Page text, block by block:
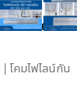
Zone
โคมไฟไลน์กัน